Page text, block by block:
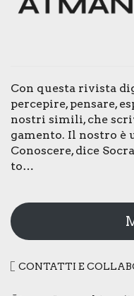
Con que­sta rivi­sta
per­ce­pi­re, pen­sa­re,
nostri simi­li, che
ga­men­to. Il nostro è
Cono­sce­re, dice
to…
CON­TAT­TI E